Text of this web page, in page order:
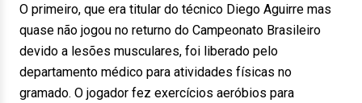
O primeiro, que era titular do técnico Diego Aguirre mas
quase não jogou no returno do Campeonato Brasileiro
devido a lesões musculares, foi liberado pelo
departamento médico para atividades físicas no
gramado. O jogador fez exercícios aeróbios para